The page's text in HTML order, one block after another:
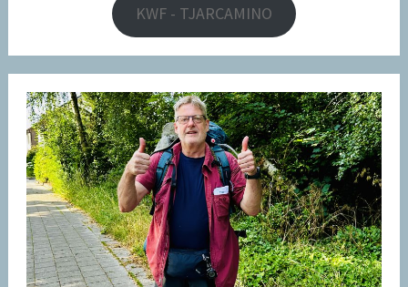
KWF - TJARCAMINO